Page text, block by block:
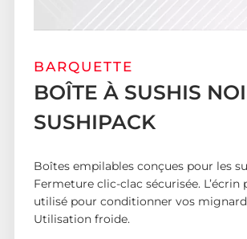
BARQUETTE
BOÎTE À SUSHIS
SUSHIPACK
Boîtes empilables conçues pour les
Fermeture clic-clac sécurisée. L’écrin
utilisé pour conditionner vos
Utilisation froide.